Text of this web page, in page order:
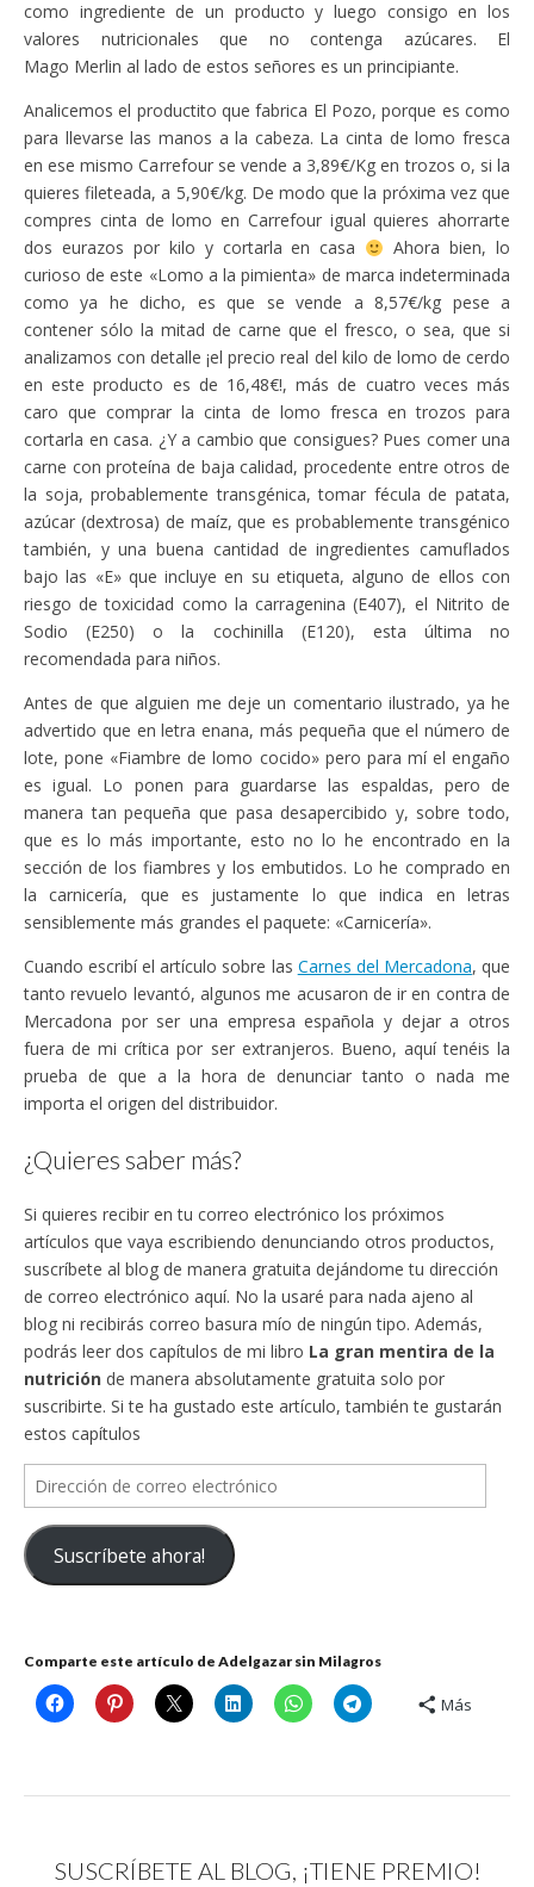
como ingrediente de un producto y luego consigo en los
valores nutricionales que no contenga azúcares. El
Mago Merlin al lado de estos señores es un principiante.
Analicemos el productito que fabrica El Pozo, porque es como
para llevarse las manos a la cabeza. La cinta de lomo fresca
en ese mismo Carrefour se vende a 3,89€/Kg en trozos o, si la
quieres fileteada, a 5,90€/kg. De modo que la próxima vez que
compres cinta de lomo en Carrefour igual quieres ahorrarte
dos eurazos por kilo y cortarla en casa
Ahora bien, lo
curioso de este «Lomo a la pimienta» de marca indeterminada
como ya he dicho, es que se vende a 8,57€/kg pese a
contener sólo la mitad de carne que el fresco, o sea, que si
analizamos con detalle ¡el precio real del kilo de lomo de cerdo
en este producto es de 16,48€!, más de cuatro veces más
caro que comprar la cinta de lomo fresca en trozos para
cortarla en casa. ¿Y a cambio que consigues? Pues comer una
carne con proteína de baja calidad, procedente entre otros de
la soja, probablemente transgénica, tomar fécula de patata,
azúcar (dextrosa) de maíz, que es probablemente transgénico
también, y una buena cantidad de ingredientes camuflados
bajo las «E» que incluye en su etiqueta, alguno de ellos con
riesgo de toxicidad como la carragenina (E407), el Nitrito de
Sodio (E250) o la cochinilla (E120), esta última no
recomendada para niños.
Antes de que alguien me deje un comentario ilustrado, ya he
advertido que en letra enana, más pequeña que el número de
lote, pone «Fiambre de lomo cocido» pero para mí el engaño
es igual. Lo ponen para guardarse las espaldas, pero de
manera tan pequeña que pasa desapercibido y, sobre todo,
que es lo más importante, esto no lo he encontrado en la
sección de los fiambres y los embutidos. Lo he comprado en
la carnicería, que es justamente lo que indica en letras
sensiblemente más grandes el paquete: «Carnicería».
Cuando escribí el artículo sobre las Carnes del Mercadona, que
tanto revuelo levantó, algunos me acusaron de ir en contra de
Mercadona por ser una empresa española y dejar a otros
fuera de mi crítica por ser extranjeros. Bueno, aquí tenéis la
prueba de que a la hora de denunciar tanto o nada me
importa el origen del distribuidor.
¿Quieres saber más?
Si quieres recibir en tu correo electrónico los próximos
artículos que vaya escribiendo denunciando otros productos,
suscríbete al blog de manera gratuita dejándome tu dirección
de correo electrónico aquí. No la usaré para nada ajeno al
blog ni recibirás correo basura mío de ningún tipo. Además,
podrás leer dos capítulos de mi libro La gran mentira de la
nutrición de manera absolutamente gratuita solo por
suscribirte. Si te ha gustado este artículo, también te gustarán
estos capítulos
Dirección
de
correo
electrónico
Suscríbete ahora!
Comparte este artículo de Adelgazar sin Milagros
Más
SUSCRÍBETE AL BLOG, ¡TIENE PREMIO!